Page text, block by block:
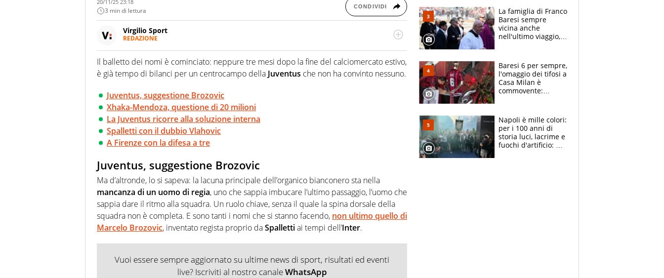
20/11/25 23:18
3 min di lettura CONDIVIDI
Virgilio Sport
REDAZIONE
sport. Calcio, calciomercato, F1, Motomondiale ma anche tennis, volley, basket: su
Virgilio Sport i tifosi e gli appassionati sanno che troveranno sempre copertura
completa e zero faziosità. La squadra di Virgilio Sport è formata da giornalisti ed
rilanciano verso la rete, sia nella costruzione dal basso quando creano contenuti
100% originali ed esclusivi.
Il balletto dei nomi è cominciato: neppure tre mesi dopo la fine del calciomercato estivo,
è già tempo di bilanci per un centrocampo della Juventus che non ha convinto nessuno.
Juventus, suggestione Brozovic
Xhaka-Mendoza, questione di 20 milioni
La Juventus ricorre alla soluzione interna
Spalletti con il dubbio Vlahovic
A Firenze con la difesa a tre
Juventus, suggestione Brozovic
Ma d’altronde, lo si sapeva: la lacuna principale dell’organico bianconero sta nella
mancanza di un uomo di regia, uno che sappia imbucare l’ultimo passaggio, l’uomo che
sappia dare il ritmo alla squadra. Un ruolo chiave, senza il quale la spina dorsale della
squadra non è completa. E sono tanti i nomi che si stanno facendo, non ultimo quello di
Marcelo Brozovic, inventato regista proprio daSpallettiai tempi dell’Inter.
Vuoi essere sempre aggiornato su ultime news di sport, risultati ed eventi
live? Iscriviti al nostro canaleWhatsApp
La famiglia di Franco
Baresi sempre
vicina anche
nell'ultimo viaggio,
circondati
dall'affetto dei tifosi
Baresi 6 per sempre,
l'omaggio dei tifosi a
Casa Milan è
commovente:
bigliettini
Napoli è mille colori:
per i 100 anni di
storia luci, lacrime e
fuochi d'artificio: De